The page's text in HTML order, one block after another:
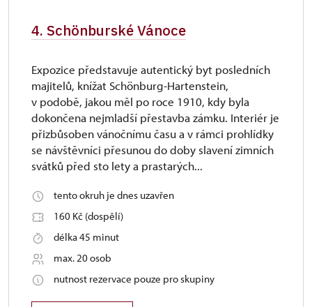
4. Schönburské Vánoce
Expozice představuje autentický byt posledních
majitelů, knížat Schönburg-Hartenstein,
v podobě, jakou měl po roce 1910, kdy byla
dokončena nejmladší přestavba zámku. Interiér je
přizbůsoben vánočnímu času a v rámci prohlídky
se návštěvníci přesunou do doby slavení zimních
svátků před sto lety a prastarých...
tento okruh je dnes uzavřen
160 Kč (dospělí)
délka 45 minut
max. 20 osob
nutnost rezervace pouze pro skupiny